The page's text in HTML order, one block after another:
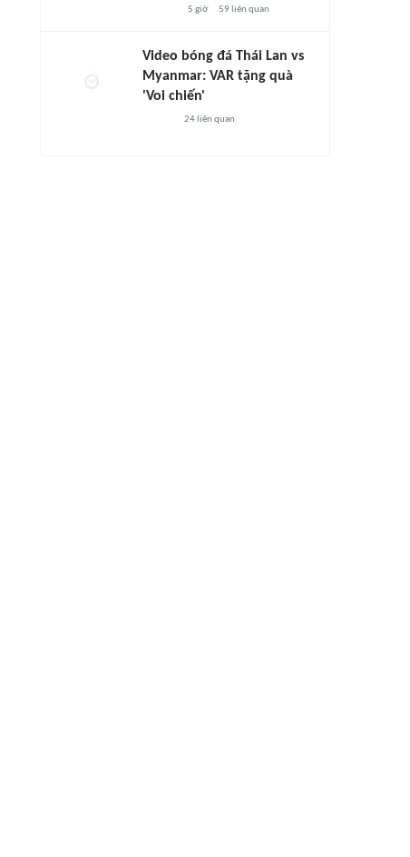
5 giờ 59 liên quan
Video bóng đá Thái Lan vs
Myanmar: VAR tặng quà
'Voi chiến'
24liên quan